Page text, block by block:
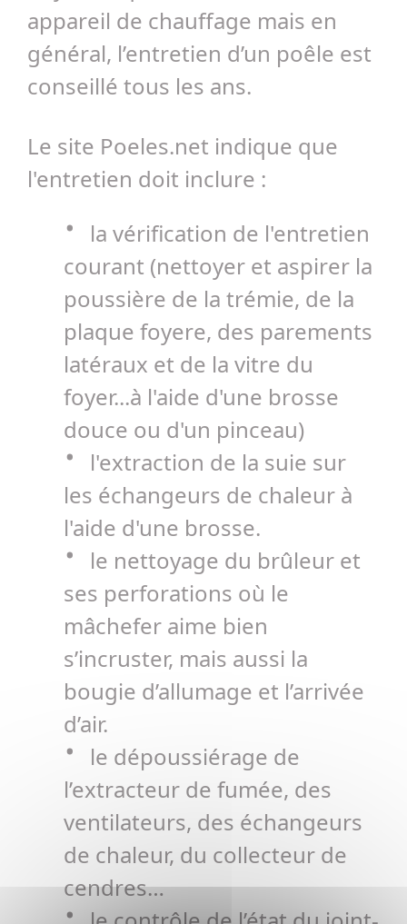
appareil de chauffage mais en
général, l’entretien d’un poêle est
conseillé tous les ans.
Le site Poeles.net indique que
l'entretien doit inclure :
la vérification de l'entretien
courant (nettoyer et aspirer la
poussière de la trémie, de la
plaque foyere, des parements
latéraux et de la vitre du
foyer...à l'aide d'une brosse
douce ou d'un pinceau)
l'extraction de la suie sur
les échangeurs de chaleur à
l'aide d'une brosse.
le nettoyage du brûleur et
ses perforations où le
mâchefer aime bien
s’incruster, mais aussi la
bougie d’allumage et l’arrivée
d’air.
le dépoussiérage de
l’extracteur de fumée, des
ventilateurs, des échangeurs
de chaleur, du collecteur de
cendres…